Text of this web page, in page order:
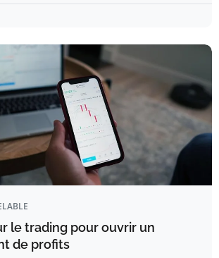
le trading pour ouvrir un
de profits